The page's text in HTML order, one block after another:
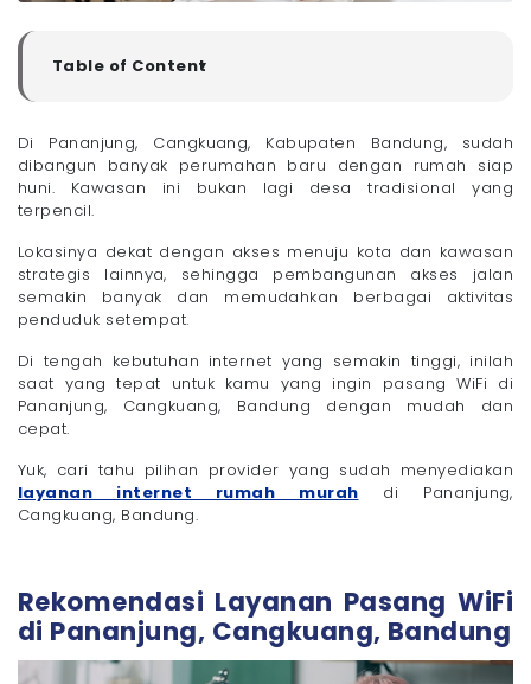
Table of Content
▼
- 1. Megavision
- 2. Corpnet
- 3. IndiHome
- 5. Biznet
- 6. ICONNET
- 7. Indosat HiFi
Tips Memilih Layanan Terbaik untuk Pasang WiFi di
Pananjung, Cangkuang, Bandung
- 1. Sesuaikan Kecepatan dengan Kebutuhan
Responsif
- 4. Cari Review dari Warga Sekitar
Cara Mudah Pasang WiFi di Pananjung, Cangkuang,
Bersama Megavision!
Di Pananjung, Cangkuang, Kabupaten Bandung, sudah
dibangun banyak perumahan baru dengan rumah siap
huni. Kawasan ini bukan lagi desa tradisional yang
terpencil.
Lokasinya dekat dengan akses menuju kota dan kawasan
strategis lainnya, sehingga pembangunan akses jalan
semakin banyak dan memudahkan berbagai aktivitas
penduduk setempat.
Di tengah kebutuhan internet yang semakin tinggi, inilah
saat yang tepat untuk kamu yang ingin pasang WiFi di
Pananjung, Cangkuang, Bandung dengan mudah dan
cepat.
Yuk, cari tahu pilihan provider yang sudah menyediakan
layanan internet rumah murah di Pananjung,
Cangkuang, Bandung.
Rekomendasi Layanan Pasang WiFi
di Pananjung, Cangkuang, Bandung